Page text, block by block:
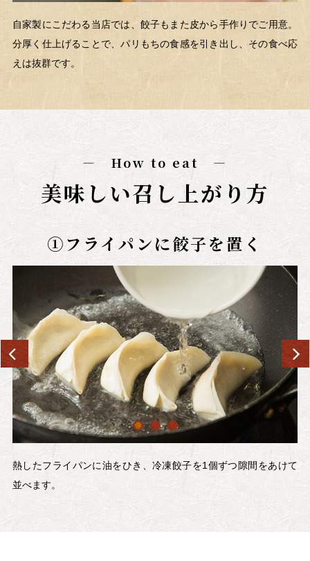
自家製にこだわる当店では、餃子もまた皮から手作りでご用意。
分厚く仕上げることで、パリもちの食感を引き出し、その食べ応
えは抜群です。
― How to eat ―
美味しい召し上がり方
①フライパンに餃子を置く
熱したフライパンに油をひき、冷凍餃子を1個ずつ隙間をあけて
並べます。